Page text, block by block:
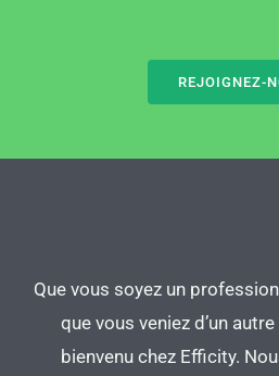
REJOIGNEZ-
Que vous soyez un
que vous veniez d’un
bienvenu chez Efficity.